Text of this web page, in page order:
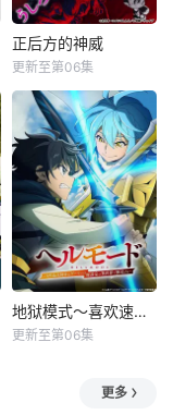
正后方的神威
更新至第06集
地狱模式～喜欢速通游戏的玩家在废设定异世界无双～第2季
更新至第06集
更多